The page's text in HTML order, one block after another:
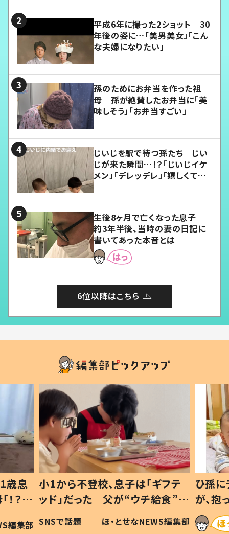
平成6年に撮った2ショット 30
年後の姿に…「美男美女」「こん
な夫婦になりたい」
孫のためにお弁当を作った祖
母 孫が絶賛したお弁当に「美
味しそう」「お弁当すごい」
じいじを駅で待つ孫たち じい
じが来た瞬間…！？「じいじイケ
メン」「デレッデレ」「嬉しくて可
生後8ヶ月で亡くなった息子
約3年半後、当時の妻の日記に
書いてあった本音とは
6位以降はこちら
歳息
？」
編集部
小1から不登校、息子は「ギフテ
ッド」だった 父が“ウチ給食”を
作り続ける理由とは #令和の親
#令和の子
SNSで話題 ほ・とせなNEWS編集部
ひ孫
が、
「涙が
い」